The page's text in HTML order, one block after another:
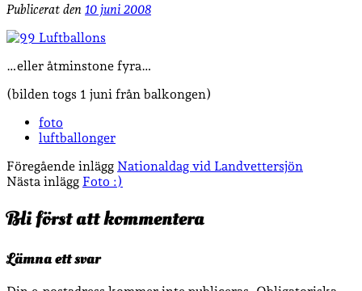
Publicerat den 10 juni 2008
…eller åtminstone fyra…
(bilden togs 1 juni från balkongen)
foto
luftballonger
Föregående inlägg Nationaldag vid Landvettersjön
Nästa inlägg Foto :)
Bli först att kommentera
Lämna ett svar